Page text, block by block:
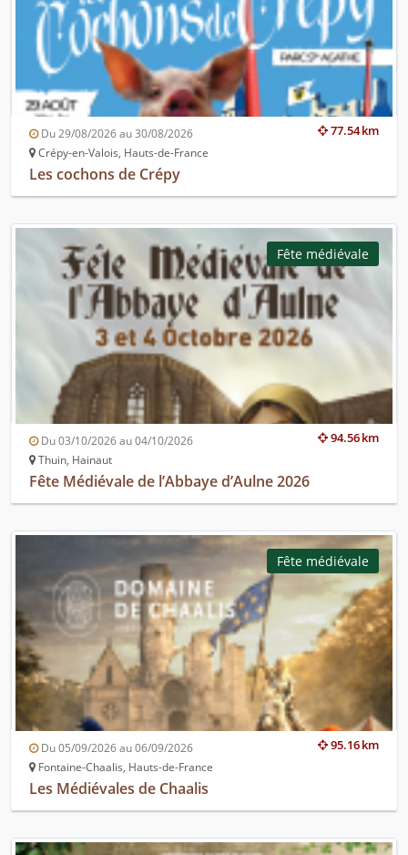
77.54 km
Du 29/08/2026 au 30/08/2026
Crépy-en-Valois, Hauts-de-France
Les cochons de Crépy
Fête médiévale
94.56 km
Du 03/10/2026 au 04/10/2026
Thuin, Hainaut
Fête Médiévale de l’Abbaye d’Aulne 2026
Fête médiévale
95.16 km
Du 05/09/2026 au 06/09/2026
Fontaine-Chaalis, Hauts-de-France
Les Médiévales de Chaalis